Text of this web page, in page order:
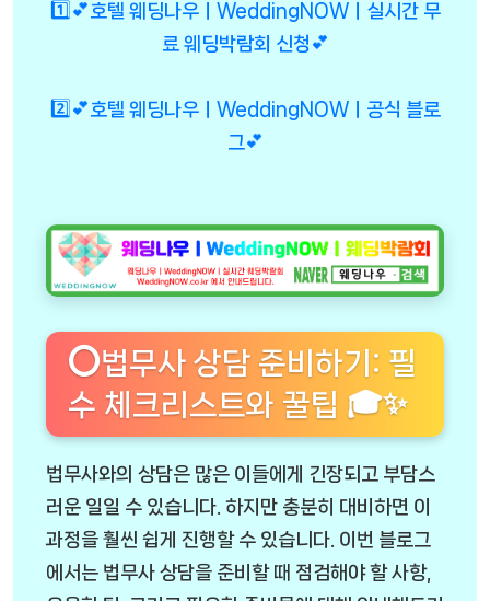
1️⃣💕호텔 웨딩나우ㅣWeddingNOWㅣ실시간 무
료 웨딩박람회 신청💕
2️⃣💕호텔 웨딩나우ㅣWeddingNOWㅣ공식 블로
그💕
⭕법무사 상담 준비하기: 필
수 체크리스트와 꿀팁 🎓✨
법무사와의 상담은 많은 이들에게 긴장되고 부담스
러운 일일 수 있습니다. 하지만 충분히 대비하면 이
과정을 훨씬 쉽게 진행할 수 있습니다. 이번 블로그
에서는 법무사 상담을 준비할 때 점검해야 할 사항,